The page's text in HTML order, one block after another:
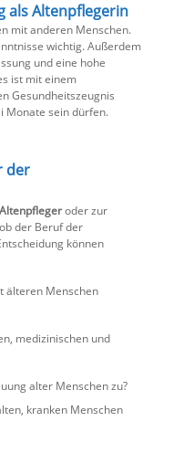
als Altenpflegerin
mit anderen Menschen.
wichtig. Außerdem
und eine hohe
ist mit einem
Gesundheitszeugnis
Monate sein dürfen.
der
Altenpflegeroder zur
der Beruf der
können
älteren Menschen
medizinischen und
alter Menschen zu?
kranken Menschen